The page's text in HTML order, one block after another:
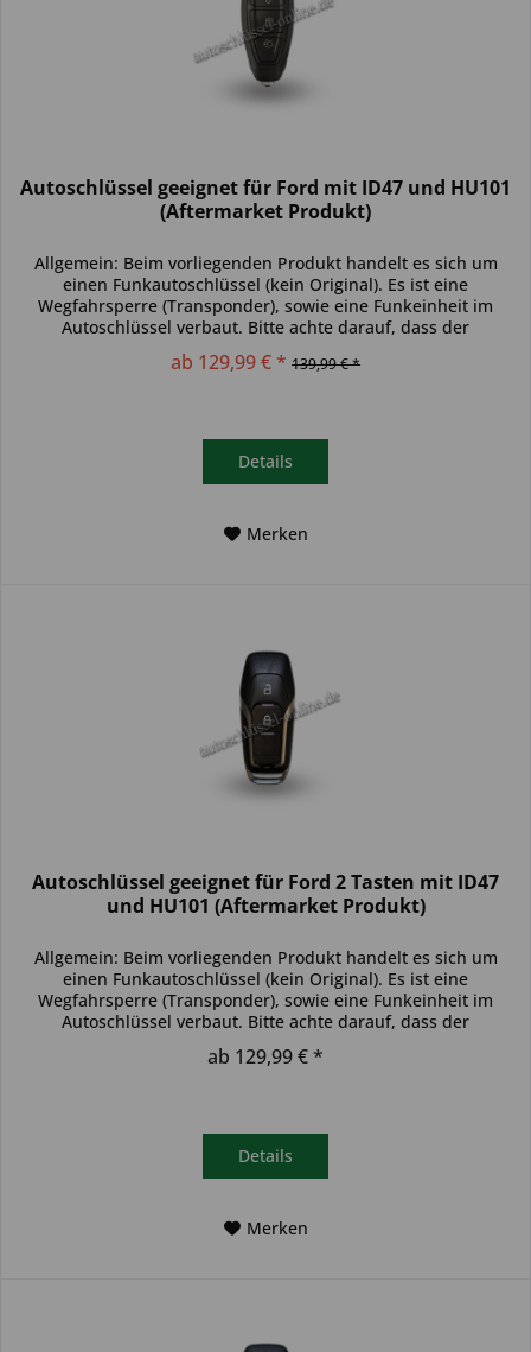
Autoschlüssel geeignet für Ford mit ID47 und HU101
(Aftermarket Produkt)
Allgemein: Beim vorliegenden Produkt handelt es sich um
einen Funkautoschlüssel (kein Original). Es ist eine
Wegfahrsperre (Transponder), sowie eine Funkeinheit im
Autoschlüssel verbaut. Bitte achte darauf, dass der
ab 129,99 € * 139,99 € *
Details
Merken
Autoschlüssel geeignet für Ford 2 Tasten mit ID47
und HU101 (Aftermarket Produkt)
Allgemein: Beim vorliegenden Produkt handelt es sich um
einen Funkautoschlüssel (kein Original). Es ist eine
Wegfahrsperre (Transponder), sowie eine Funkeinheit im
Autoschlüssel verbaut. Bitte achte darauf, dass der
ab 129,99 € *
Details
Merken